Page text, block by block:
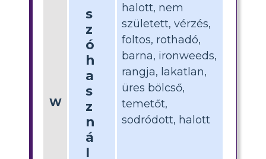
W
s
z
ó
h
a
s
z
n
á
l
halott, nem
született, vérzés,
foltos, rothadó,
barna, ironweeds,
rangja, lakatlan,
üres bölcső,
temetőt,
sodródott, halott